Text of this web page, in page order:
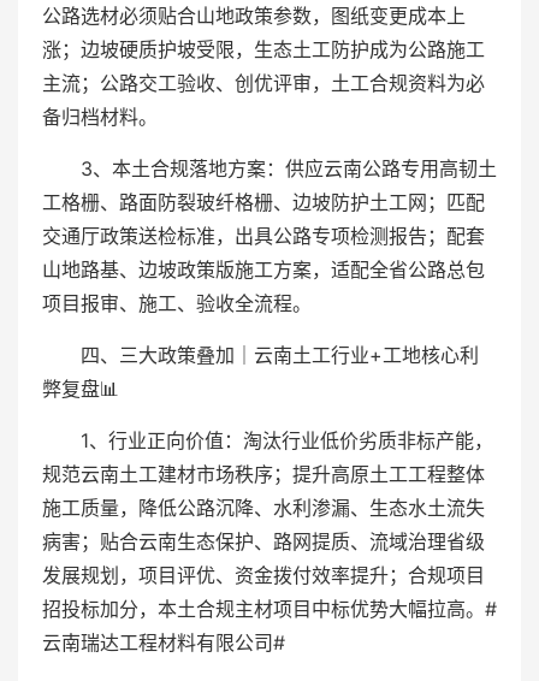
公路选材必须贴合山地政策参数，图纸变更成本上
涨；边坡硬质护坡受限，生态土工防护成为公路施工
主流；公路交工验收、创优评审，土工合规资料为必
备归档材料。
3、本土合规落地方案：供应云南公路专用高韧土
工格栅、路面防裂玻纤格栅、边坡防护土工网；匹配
交通厅政策送检标准，出具公路专项检测报告；配套
山地路基、边坡政策版施工方案，适配全省公路总包
项目报审、施工、验收全流程。
四、三大政策叠加｜云南土工行业+工地核心利
弊复盘📊
1、行业正向价值：淘汰行业低价劣质非标产能，
规范云南土工建材市场秩序；提升高原土工工程整体
施工质量，降低公路沉降、水利渗漏、生态水土流失
病害；贴合云南生态保护、路网提质、流域治理省级
发展规划，项目评优、资金拨付效率提升；合规项目
招投标加分，本土合规主材项目中标优势大幅拉高。#
云南瑞达工程材料有限公司#